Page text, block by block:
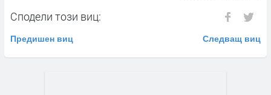
Сподели този виц:
Предишен виц Следващ виц